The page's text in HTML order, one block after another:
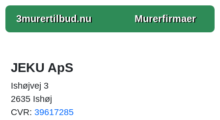
3murertilbud.nu Murerfirmaer
JEKU ApS
Ishøjvej 3
2635 Ishøj
CVR: 39617285